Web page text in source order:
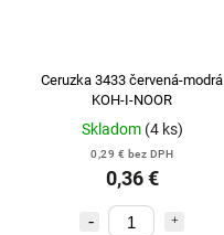
Ceruzka 3433 červená-modrá
KOH-I-NOOR
Skladom (4 ks)
0,29 € bez DPH
0,36 €